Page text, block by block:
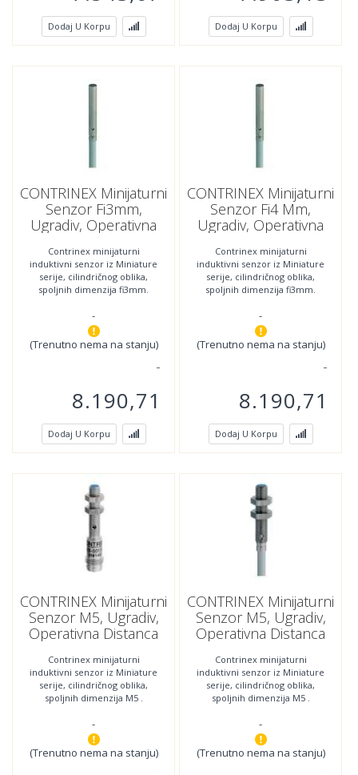
Dodaj U Korpu Dodaj U Korpu
CONTRINEX Minijaturni
Senzor Fi3mm,
Ugradiv, Operativna
NC,DW-AD-622-04
;320-920-161
Contrinex minijaturni
induktivni senzor iz Miniature
serije, cilindričnog oblika,
spoljnih dimenzija fi3mm.
kablom PUR dužine
-
(Trenutno nema na stanju)
8.190,71
Dodaj U Korpu
CONTRINEX Minijaturni
Senzor Fi4 Mm,
Ugradiv, Operativna
NO,DW-AD-623-04
;320-920-172
Contrinex minijaturni
induktivni senzor iz Miniature
serije, cilindričnog oblika,
spoljnih dimenzija fi3mm.
trožilnim kablom dužine
-
(Trenutno nema na stanju)
8.190,71
Dodaj U Korpu
CONTRINEX Minijaturni
Senzor M5, Ugradiv,
Operativna Distanca
AS-623-M5 ;320-920-
275
Contrinex minijaturni
induktivni senzor iz Miniature
serije, cilindričnog oblika,
spoljnih dimenzija M5 .
kablom m8 sa 3-pina
-
(Trenutno nema na stanju)
CONTRINEX Minijaturni
Senzor M5, Ugradiv,
Operativna Distanca
AD-624-M5 ;320-920-
201
Contrinex minijaturni
induktivni senzor iz Miniature
serije, cilindričnog oblika,
spoljnih dimenzija M5 .
kablom PVC dužine
-
(Trenutno nema na stanju)